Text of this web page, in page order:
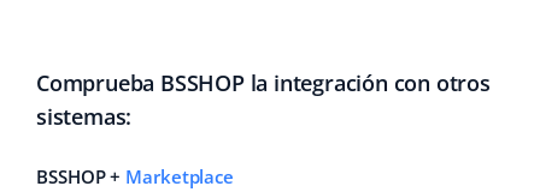
Comprueba BSSHOP la integración con otros
sistemas:
BSSHOP + Marketplace